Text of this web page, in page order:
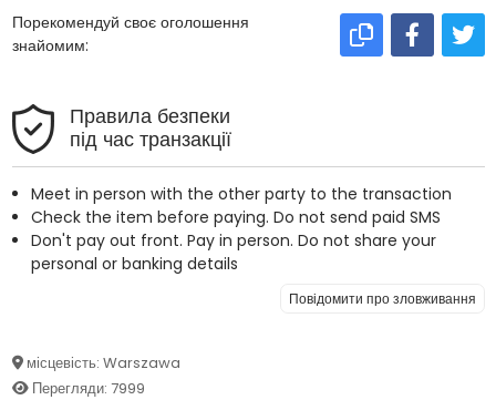
Порекомендуй своє оголошення
знайомим:
Правила безпеки
під час транзакції
Meet in person with the other party to the transaction
Check the item before paying. Do not send paid SMS
Don't pay out front. Pay in person. Do not share your
personal or banking details
Повідомити про зловживання
місцевість: Warszawa
Перегляди: 7999